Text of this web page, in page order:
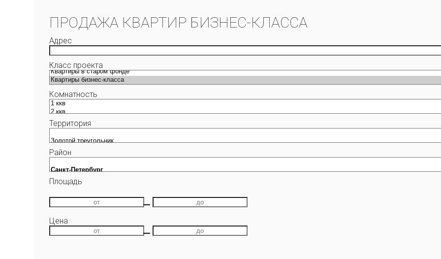
ПРОДАЖА КВАРТИР БИЗНЕС-КЛАССА
Адрес
Класс проекта
Комнатность
Территория
Район
Площадь
—
Цена
—